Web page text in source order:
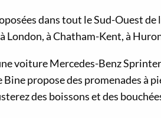
dans tout le Sud-Ouest
London, à Chatham-Kent, à
voiture Mercedes-Benz
propose des promenades à
des boissons et des